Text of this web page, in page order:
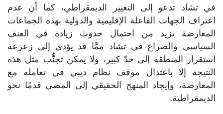
في تشاد تدعو إلى التغيير الديمقراطي، كما أن عدم
اعتراف الجهات الفاعلة الإقليمية والدولية بهذه الجماعات
المعارضة يزيد من احتمال حدوث زيادة في العنف
السياسي والصراع في تشاد ممَّا قد يؤدي إلى زعزعة
استقرار المنطقة إلى حدّ كبير، ولا يمكن تجنُّب مثل هذه
النتيجة إلا باعتدال موقف نظام ديبي في تعامله مع
المعارضة، وإيجاد المنهج الحقيقي إلى المضي قدمًا نحو
الديمقراطية.